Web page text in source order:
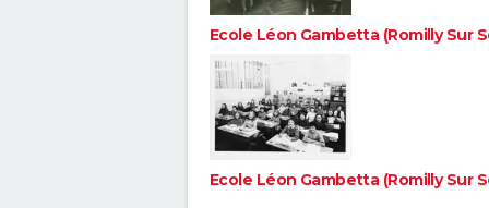
Ecole Léon Gambetta (Romilly Sur
Ecole Léon Gambetta (Romilly Sur